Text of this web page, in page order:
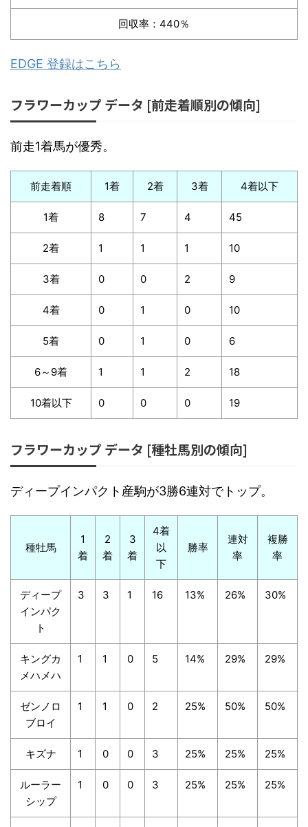
回収率：440％
EDGE 登録はこちら
フラワーカップ データ [前走着順別の傾向]
前走1着馬が優秀。
前走着順 1着 2着 3着 4着以下
1着 8 7 4 45
2着 1 1 1 10
3着 0 0 2 9
4着 0 1 0 10
5着 0 1 0 6
6～9着 1 1 2 18
10着以下 0 0 0 19
フラワーカップ データ [種牡馬別の傾向]
ディープインパクト産駒が3勝6連対でトップ。
種牡馬
1
着
2
着
3
着
4着
以
下
勝率
連対
率
複勝
率
ディープ
インパク
ト
3 3 1 16 13% 26% 30%
キングカ
メハメハ
1 1 0 5 14% 29% 29%
ゼンノロ
ブロイ
1 1 0 2 25% 50% 50%
キズナ 1 0 0 3 25% 25% 25%
ルーラー
シップ
1 0 0 3 25% 25% 25%